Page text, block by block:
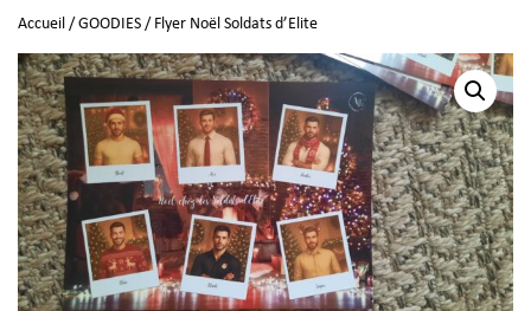
Accueil / GOODIES / Flyer Noël Soldats d’Elite